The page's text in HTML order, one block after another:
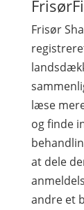
Frisør
læse
og finde
at dele
andre et